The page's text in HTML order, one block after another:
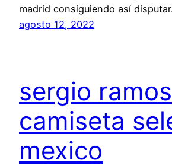
madrid consiguiendo así
agosto 12, 2022
sergio ramos
camiseta
mexico